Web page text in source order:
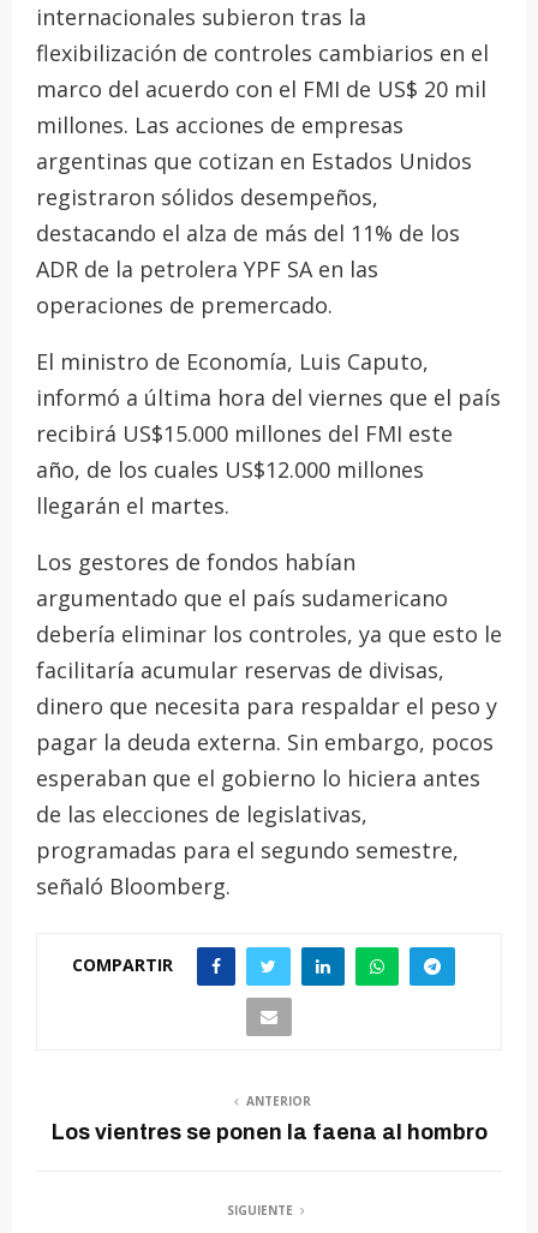
internacionales subieron tras la
flexibilización de controles cambiarios en el
marco del acuerdo con el FMI de US$ 20 mil
millones. Las acciones de empresas
argentinas que cotizan en Estados Unidos
registraron sólidos desempeños,
destacando el alza de más del 11% de los
ADR de la petrolera YPF SA en las
operaciones de premercado.
El ministro de Economía, Luis Caputo,
informó a última hora del viernes que el país
recibirá US$15.000 millones del FMI este
año, de los cuales US$12.000 millones
llegarán el martes.
Los gestores de fondos habían
argumentado que el país sudamericano
debería eliminar los controles, ya que esto le
facilitaría acumular reservas de divisas,
dinero que necesita para respaldar el peso y
pagar la deuda externa. Sin embargo, pocos
esperaban que el gobierno lo hiciera antes
de las elecciones de legislativas,
programadas para el segundo semestre,
señaló Bloomberg.
COMPARTIR
ANTERIOR
Los vientres se ponen la faena al hombro
SIGUIENTE